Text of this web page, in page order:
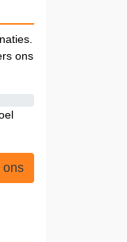
ons
ons